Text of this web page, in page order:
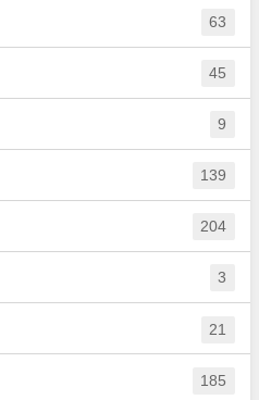
63
45
9
139
204
3
21
185